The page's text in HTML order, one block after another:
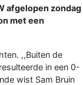
afgelopen zondag
met een
,,Buiten de
in een 0-
wist Sam Bruin